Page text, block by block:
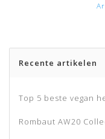
Recente artikelen
Top 5 beste vegan
Rombaut AW20